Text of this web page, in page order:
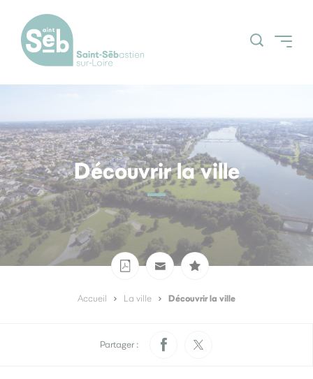
Accueil
Actualités
Agenda
Découvrir la ville Grands projets
Nos grands
évènements
Espace Citoyens
(Guichetnumerik)
d’identité
Découvrir la ville
Accueil La ville Découvrir la ville
Partager :